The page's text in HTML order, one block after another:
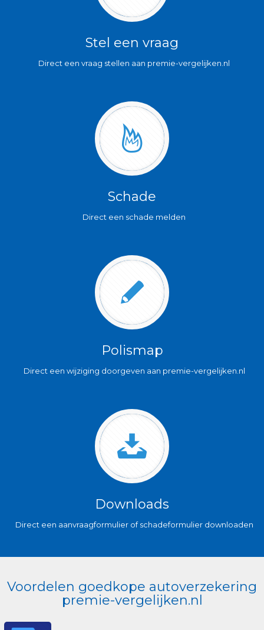
Stel een vraag
Direct een vraag stellen aan premie-vergelijken.nl
Schade
Direct een schade melden
Polismap
Direct een wijziging doorgeven aan premie-vergelijken.nl
Downloads
Direct een aanvraagformulier of schadeformulier downloaden
Voordelen goedkope autoverzekering
premie-vergelijken.nl